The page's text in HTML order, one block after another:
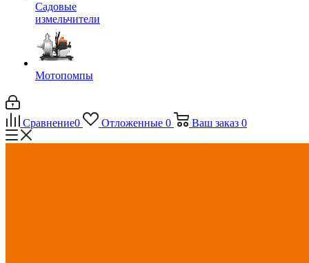
Садовые
измельчители
Мотопомпы
Сравнение0 Отложенные 0 Ваш заказ 0